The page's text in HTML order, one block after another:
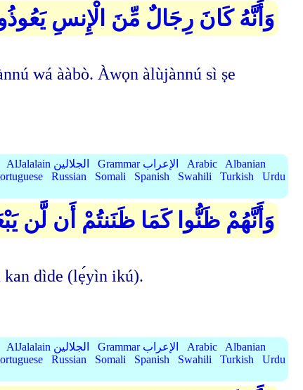
وَأَنَّهُ كَانَ رِجَالٌ مِّنَ الْإِنسِ
wá ààbò. Àwọn àlùjànnú sì ṣe
AlJalalain الجلالين Grammar الإعراب Arabic
Albanian
Russian Somali Spanish Swahili Turkish
Urdu
وَأَنَّهُمْ ظَنُّوا كَمَا ظَنَنتُمْ أَن لَّن
kan dìde (lẹ́yìn ikú).
AlJalalain الجلالين Grammar الإعراب Arabic
Albanian
Russian Somali Spanish Swahili Turkish
Urdu